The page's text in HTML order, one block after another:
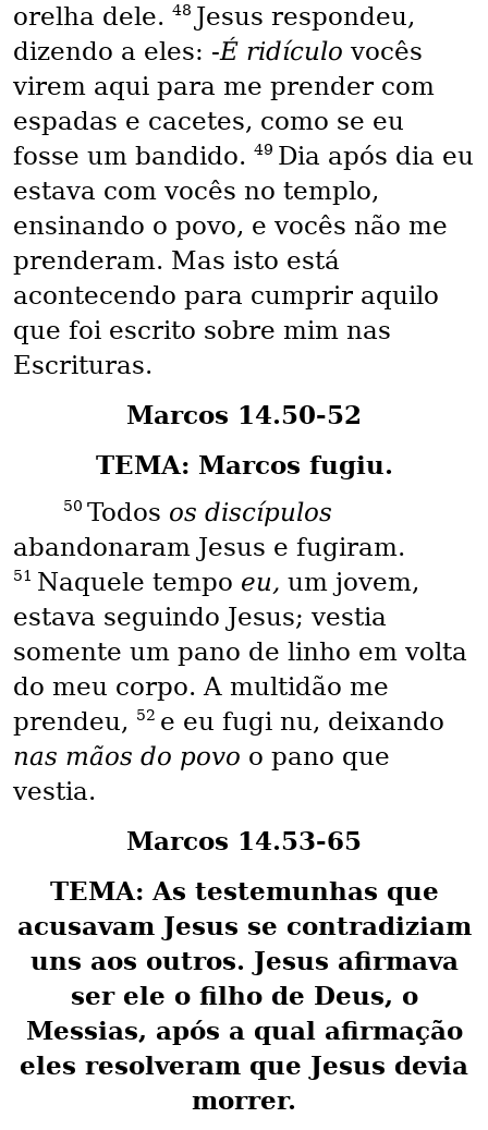
orelha dele. 48 Jesus respondeu,
dizendo a eles: -É ridículo vocês
virem aqui para me prender com
espadas e cacetes, como se eu
fosse um bandido. 49 Dia após dia eu
estava com vocês no templo,
ensinando o povo, e vocês não me
prenderam. Mas isto está
acontecendo para cumprir aquilo
que foi escrito sobre mim nas
Escrituras.
Marcos 14.50-52
TEMA: Marcos fugiu.
50 Todos os discípulos
abandonaram Jesus e fugiram.
51 Naquele tempo eu, um jovem,
estava seguindo Jesus; vestia
somente um pano de linho em volta
do meu corpo. A multidão me
prendeu,
52 e eu fugi nu, deixando
nas mãos do povo o pano que
vestia.
Marcos 14.53-65
TEMA: As testemunhas que
acusavam Jesus se contradiziam
uns aos outros. Jesus afirmava
ser ele o filho de Deus, o
Messias, após a qual afirmação
eles resolveram que Jesus devia
morrer.